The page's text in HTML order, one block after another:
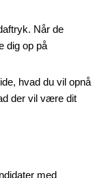
Når de
dig op på
hvad du vil opnå
der vil være dit
med